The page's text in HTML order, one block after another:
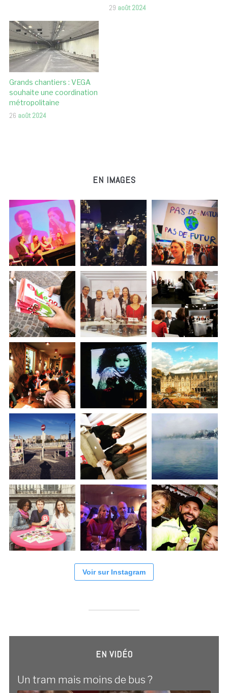
29 août 2024
Grands chantiers : VEGA
souhaite une coordination
métropolitaine
26 août 2024
EN IMAGES
Voir sur Instagram
EN VIDÉO
Un tram mais moins de bus ?